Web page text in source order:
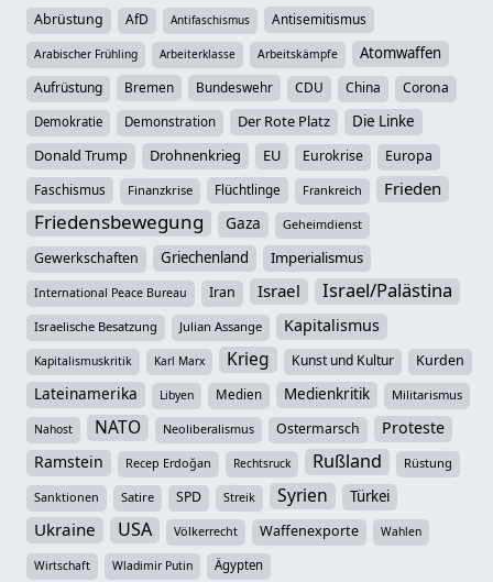
Abrüstung AfD Antifaschismus Antisemitismus
Arabischer Frühling Arbeiterklasse Arbeitskämpfe Atomwaffen
Aufrüstung Bremen Bundeswehr CDU China Corona
Demokratie Demonstration Der Rote Platz
Die Linke
Donald Trump
Drohnenkrieg EU Eurokrise Europa
Faschismus Finanzkrise Flüchtlinge Frankreich Frieden
Friedensbewegung Gaza Geheimdienst
Gewerkschaften Griechenland Imperialismus
International Peace Bureau Iran Israel Israel/Palästina
Israelische Besatzung Julian Assange Kapitalismus
Kapitalismuskritik Karl Marx Krieg Kunst und Kultur Kurden
Lateinamerika Libyen Medien Medienkritik Militarismus
Nahost NATO Neoliberalismus Ostermarsch
Proteste
Ramstein
Recep Erdoğan Rechtsruck Rußland Rüstung
Sanktionen Satire SPD Streik Syrien Türkei
Ukraine USA Völkerrecht Waffenexporte Wahlen
Wirtschaft Wladimir Putin Ägypten